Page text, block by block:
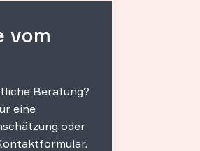
vom
Beratung?
eine
oder